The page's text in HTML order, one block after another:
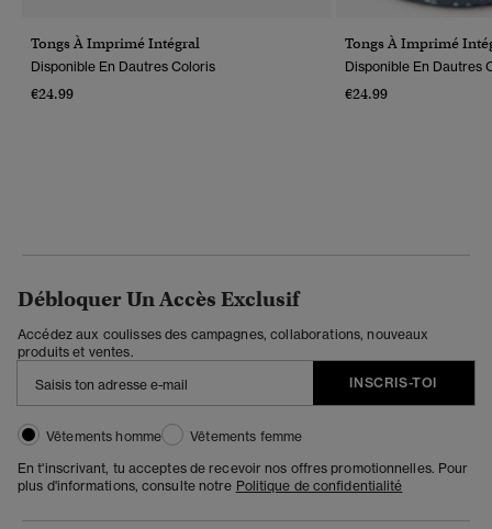
Tongs À Imprimé Intégral
Disponible En Dautres Coloris
€24.99
Tongs À Imprimé
Disponible En Dautres
€24.99
Débloquer Un Accès Exclusif
Accédez aux coulisses des campagnes, collaborations, nouveaux
produits et ventes.
INSCRIS-TOI
Vêtements homme
Vêtements femme
En t'inscrivant, tu acceptes de recevoir nos offres promotionnelles. Pour
plus d'informations, consulte notre Politique de confidentialité